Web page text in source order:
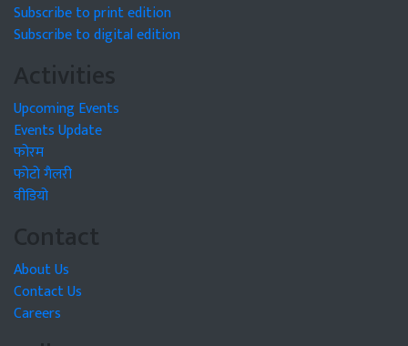
Subscribe to print edition
Subscribe to digital edition
Activities
Upcoming Events
Events Update
फोरम
फोटो गैलरी
वीडियो
Contact
About Us
Contact Us
Careers